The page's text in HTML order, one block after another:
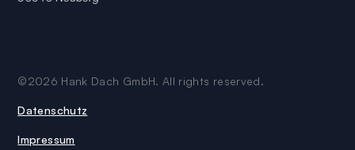
©2026 Hank Dach GmbH. All rights reserved.
Datenschutz
Impressum